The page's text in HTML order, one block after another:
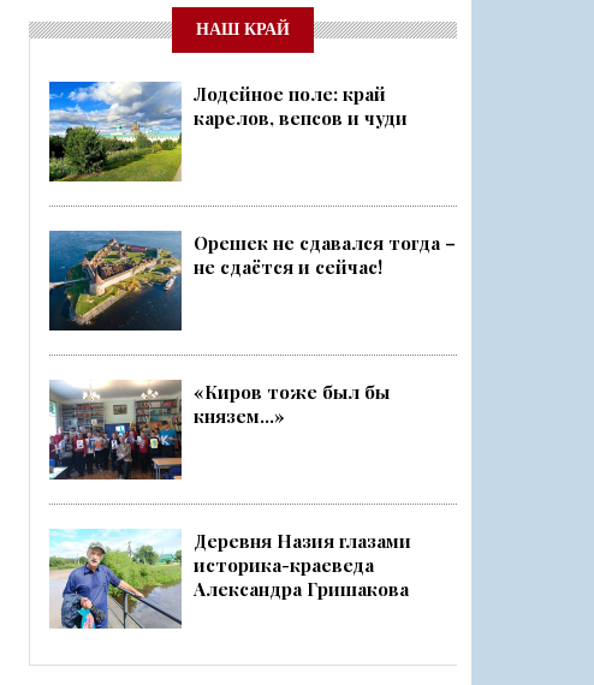
НАШ КРАЙ
Лодейное поле: край
карелов, вепсов и чуди
Орешек не сдавался тогда –
не сдаётся и сейчас!
«Киров тоже был бы
князем...»
Деревня Назия глазами
историка-краеведа
Александра Гришакова